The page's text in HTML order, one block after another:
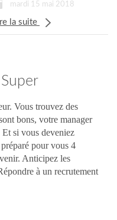
mardi 15 mai 2018
la suite
Vous trouvez des
bons, votre manager
si vous deveniez
pour vous 4
Anticipez les
à un recrutement